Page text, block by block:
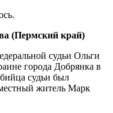
(Пермский край)
судьи Ольги
города Добрянка в
судьи был
житель Марк